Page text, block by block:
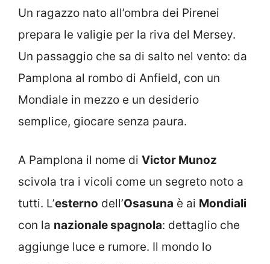
Un ragazzo nato all’ombra dei Pirenei
prepara le valigie per la riva del Mersey.
Un passaggio che sa di salto nel vento: da
Pamplona al rombo di Anfield, con un
Mondiale in mezzo e un desiderio
semplice, giocare senza paura.
A Pamplona il nome di Victor Munoz
scivola tra i vicoli come un segreto noto a
tutti. L’esterno dell’Osasuna è ai Mondiali
con la nazionale spagnola: dettaglio che
aggiunge luce e rumore. Il mondo lo